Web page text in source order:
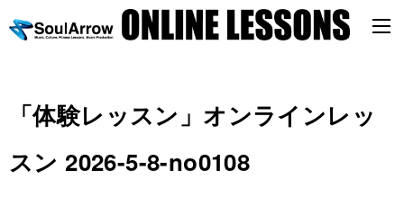
「体験レッスン」オンラインレッ
スン 2026-5-8-no0108